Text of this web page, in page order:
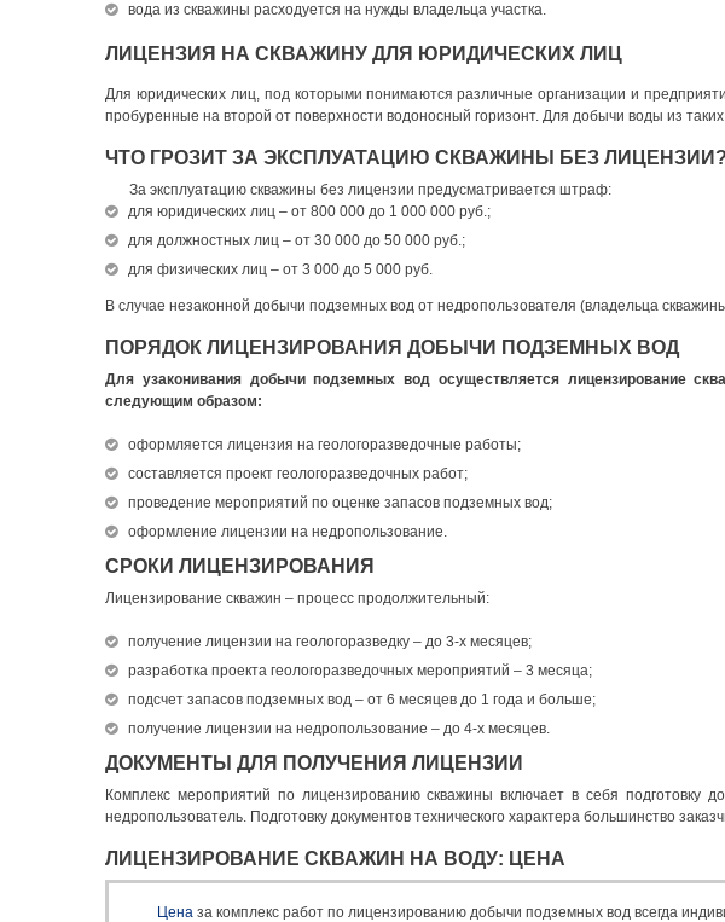
вода из скважины расходуется на нужды владельца участка.
ЛИЦЕНЗИЯ НА СКВАЖИНУ ДЛЯ ЮРИДИЧЕСКИХ ЛИЦ
Для юридических лиц, под которыми понимаются различные организации и
пробуренные на второй от поверхности водоносный горизонт. Для добычи воды из таких
ЧТО ГРОЗИТ ЗА ЭКСПЛУАТАЦИЮ СКВАЖИНЫ БЕЗ ЛИЦЕНЗИИ?
За эксплуатацию скважины без лицензии предусматривается штраф:
для юридических лиц – от 800 000 до 1 000 000 руб.;
для должностных лиц – от 30 000 до 50 000 руб.;
для физических лиц – от 3 000 до 5 000 руб.
В случае незаконной добычи подземных вод от недропользователя (владельца
ПОРЯДОК ЛИЦЕНЗИРОВАНИЯ ДОБЫЧИ ПОДЗЕМНЫХ ВОД
Для узаконивания добычи подземных вод осуществляется лицензирование
следующим образом:
оформляется лицензия на геологоразведочные работы;
составляется проект геологоразведочных работ;
проведение мероприятий по оценке запасов подземных вод;
оформление лицензии на недропользование.
СРОКИ ЛИЦЕНЗИРОВАНИЯ
Лицензирование скважин – процесс продолжительный:
получение лицензии на геологоразведку – до 3-х месяцев;
разработка проекта геологоразведочных мероприятий – 3 месяца;
подсчет запасов подземных вод – от 6 месяцев до 1 года и больше;
получение лицензии на недропользование – до 4-х месяцев.
ДОКУМЕНТЫ ДЛЯ ПОЛУЧЕНИЯ ЛИЦЕНЗИИ
Комплекс мероприятий по лицензированию скважины включает в себя подготовку
недропользователь. Подготовку документов технического характера большинство
ЛИЦЕНЗИРОВАНИЕ СКВАЖИН НА ВОДУ: ЦЕНА
Цена за комплекс работ по лицензированию добычи подземных вод всегда